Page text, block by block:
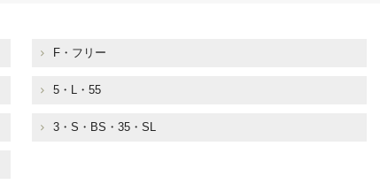
F・フリー
5・L・55
3・S・BS・35・SL